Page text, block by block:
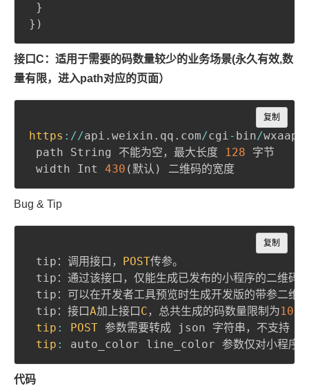
}
} )
接口C：适用于需要的码数量较少的业务场景(永久有效,数
量有限，进入path对应的页面）
https : //api . weixin . qq . com/cgi- bin/wxaapp
path String 不能为空，最大长度
128 字节
width Int 430 ( 默认 )
复制
Copy
Bug & Tip
tip：调用接口， POST传参。
tip：通过该接口，仅能生成已发布的小程序的二维码
tip：可以在开发者工具预览时生成开发版的带参二维
tip：接口A加上接口C ，总共生成的码数量限制为100
tip : POST 参数需要转成 json 字符串，不支持
tip :
复制
Copy
代码